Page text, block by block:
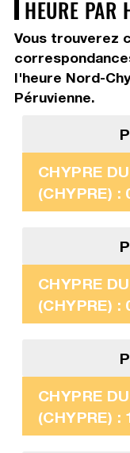
HEURE PAR
Vous trouverez
l'heure Nord-
Péruvienne.
CHYPRE
(CHYPRE) :
CHYPRE
(CHYPRE) :
CHYPRE
(CHYPRE) :